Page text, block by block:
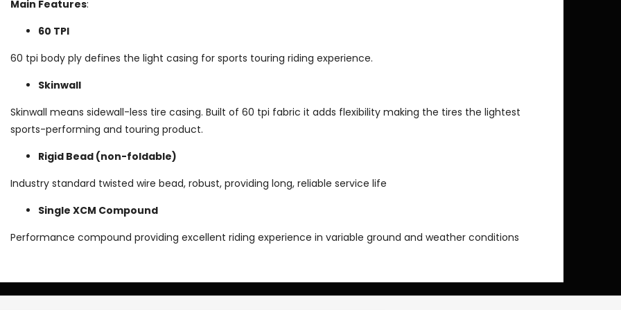
Main Features:
60 TPI
60 tpi body ply defines the light casing for sports touring riding experience.
Skinwall
Skinwall means sidewall-less tire casing. Built of 60 tpi fabric it adds flexibility making the tires the lightest
sports-performing and touring product.
Rigid Bead (non-foldable)
Industry standard twisted wire bead, robust, providing long, reliable service life
Single XCM Compound
Performance compound providing excellent riding experience in variable ground and weather conditions